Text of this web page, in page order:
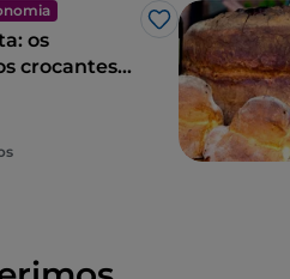
Gosto
os
crocantes